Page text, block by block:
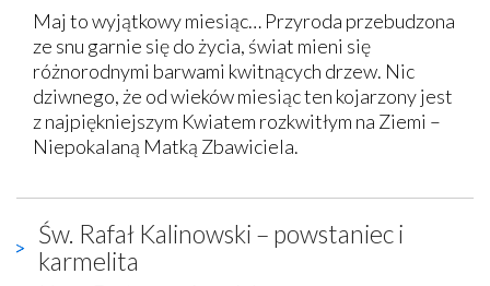
Maj to wyjątkowy miesiąc… Przyroda przebudzona
ze snu garnie się do życia, świat mieni się
różnorodnymi barwami kwitnących drzew. Nic
dziwnego, że od wieków miesiąc ten kojarzony jest
z najpiękniejszym Kwiatem rozkwitłym na Ziemi –
Niepokalaną Matką Zbawiciela.
Św. Rafał Kalinowski – powstaniec i
karmelita